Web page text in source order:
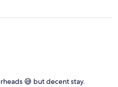
😅 but decent stay.